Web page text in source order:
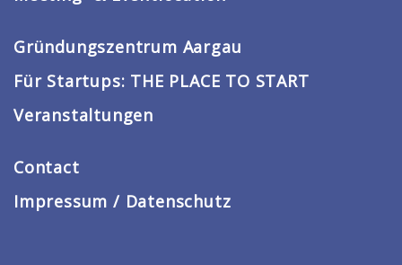
Gründungszentrum Aargau
Für Startups: THE PLACE TO START
Veranstaltungen
Contact
Impressum / Datenschutz